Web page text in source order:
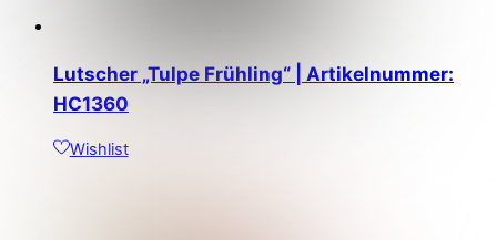
Lutscher „Tulpe Frühling“ | Artikelnummer:
HC1360
Wishlist